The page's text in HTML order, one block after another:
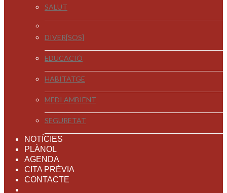
SALUT
DIVER[SOS]
EDUCACIÓ
HABITATGE
MEDI AMBIENT
SEGURETAT
NOTÍCIES
PLÀNOL
AGENDA
CITA PRÈVIA
CONTACTE